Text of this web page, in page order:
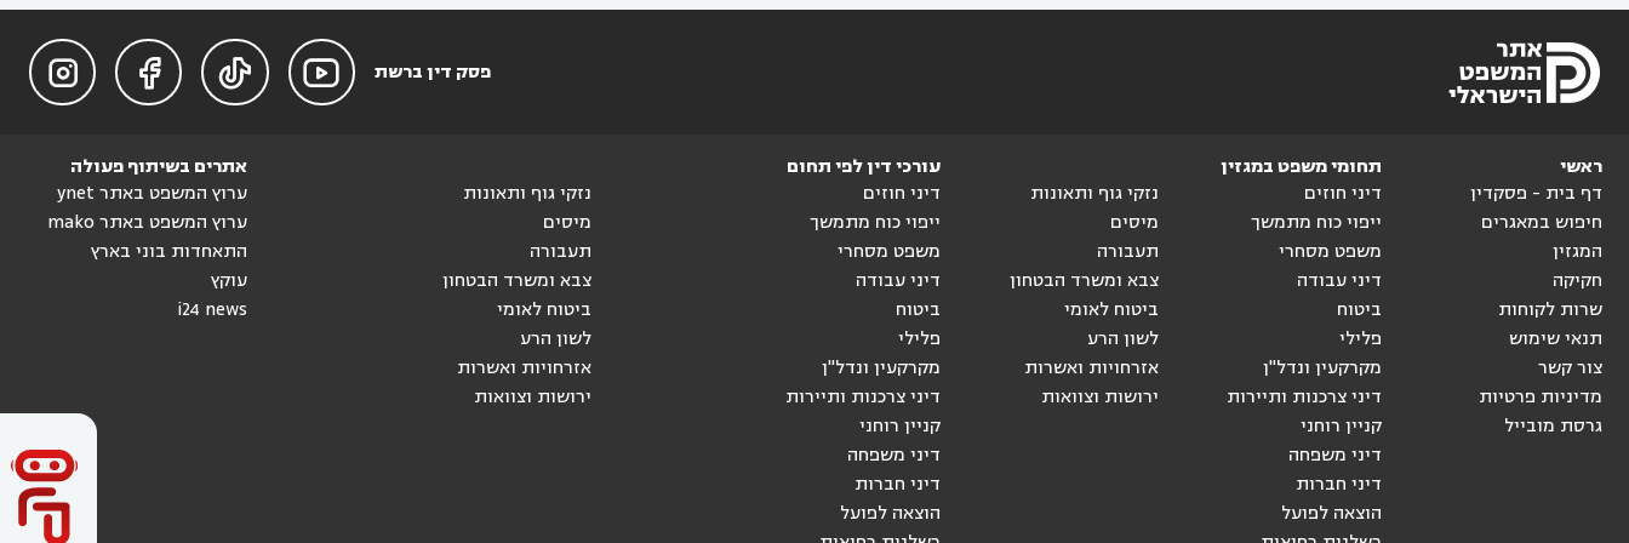
פסק דין ברשת 



ראשי
דף בית - פסקדין
חיפוש במאגרים
המגזין
חקיקה
שרות לקוחות
תנאי שימוש
צור קשר
מדיניות פרטיות
גרסת מובייל
תחומי משפט במגזין
דיני חוזים
ייפוי כוח מתמשך
משפט מסחרי
דיני עבודה
ביטוח
פלילי
מקרקעין ונדל"ן
דיני צרכנות ותיירות
קניין רוחני
דיני משפחה
דיני חברות
הוצאה לפועל
נזקי גוף ותאונות
מיסים
תעבורה
צבא ומשרד הבטחון
ביטוח לאומי
לשון הרע
אזרחויות ואשרות
ירושות וצוואות
עורכי דין לפי תחום
דיני חוזים
ייפוי כוח מתמשך
משפט מסחרי
דיני עבודה
ביטוח
פלילי
מקרקעין ונדל"ן
דיני צרכנות ותיירות
קניין רוחני
דיני משפחה
דיני חברות
הוצאה לפועל
נזקי גוף ותאונות
מיסים
תעבורה
צבא ומשרד הבטחון
ביטוח לאומי
לשון הרע
אזרחויות ואשרות
ירושות וצוואות
אתרים בשיתוף פעולה
ערוץ המשפט באתר ynet
ערוץ המשפט באתר mako
התאחדות בוני בארץ
עוקץ
i24 news